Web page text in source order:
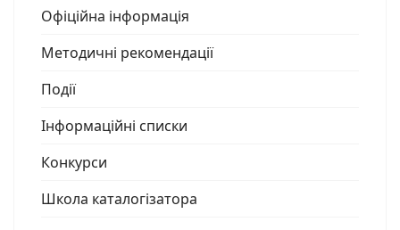
Офіційна інформація
Методичні рекомендації
Події
Інформаційні списки
Конкурси
Школа каталогізатора